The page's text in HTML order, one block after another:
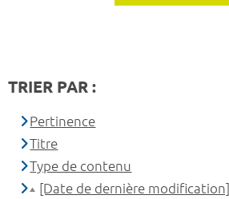
TRIER PAR :
Pertinence
Titre
Type de contenu
[Date de dernière modification]